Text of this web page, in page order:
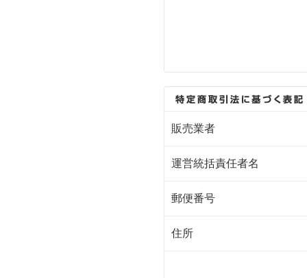
販売業者
運営統括責任者名
郵便番号
住所